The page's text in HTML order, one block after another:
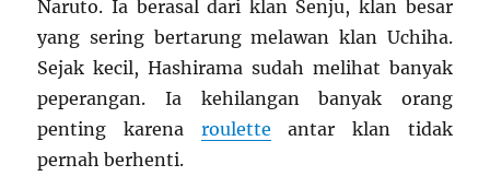
Naruto. Ia berasal dari klan Senju, klan besar
yang sering bertarung melawan klan Uchiha.
Sejak kecil, Hashirama sudah melihat banyak
peperangan. Ia kehilangan banyak orang
penting karena roulette antar klan tidak
pernah berhenti.